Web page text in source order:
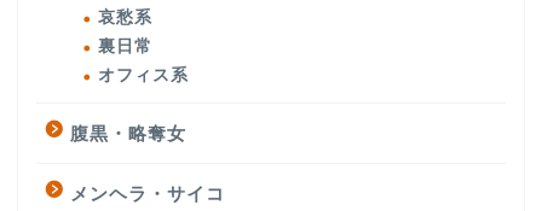
哀愁系
裏日常
オフィス系
腹黒・略奪女
メンヘラ・サイコ